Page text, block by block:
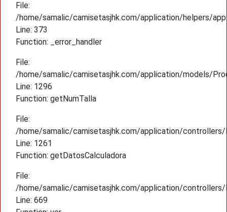
File:
/home/samalic/camisetasjhk.com/application/helpers/
Line: 373
Function: _error_handler
File:
/home/samalic/camisetasjhk.com/application/models/
Line: 1296
Function: getNumTalla
File:
/home/samalic/camisetasjhk.com/application/controllers/
Line: 1261
Function: getDatosCalculadora
File:
/home/samalic/camisetasjhk.com/application/controllers/
Line: 669